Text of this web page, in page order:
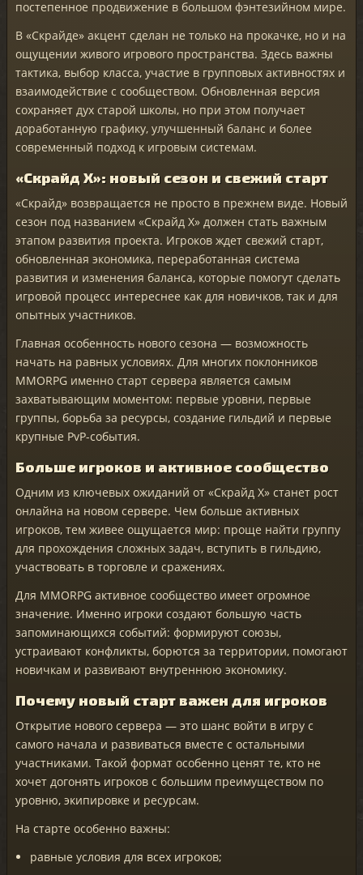
постепенное продвижение в большом фэнтезийном мире.
В «Скрайде» акцент сделан не только на прокачке, но и на
ощущении живого игрового пространства. Здесь важны
тактика, выбор класса, участие в групповых активностях и
взаимодействие с сообществом. Обновленная версия
сохраняет дух старой школы, но при этом получает
доработанную графику, улучшенный баланс и более
современный подход к игровым системам.
«Скрайд X»: новый сезон и свежий старт
«Скрайд» возвращается не просто в прежнем виде. Новый
сезон под названием «Скрайд X» должен стать важным
этапом развития проекта. Игроков ждет свежий старт,
обновленная экономика, переработанная система
развития и изменения баланса, которые помогут сделать
игровой процесс интереснее как для новичков, так и для
опытных участников.
Главная особенность нового сезона — возможность
начать на равных условиях. Для многих поклонников
MMORPG именно старт сервера является самым
захватывающим моментом: первые уровни, первые
группы, борьба за ресурсы, создание гильдий и первые
крупные PvP-события.
Больше игроков и активное сообщество
Одним из ключевых ожиданий от «Скрайд X» станет рост
онлайна на новом сервере. Чем больше активных
игроков, тем живее ощущается мир: проще найти группу
для прохождения сложных задач, вступить в гильдию,
участвовать в торговле и сражениях.
Для MMORPG активное сообщество имеет огромное
значение. Именно игроки создают большую часть
запоминающихся событий: формируют союзы,
устраивают конфликты, борются за территории, помогают
новичкам и развивают внутреннюю экономику.
Почему новый старт важен для игроков
Открытие нового сервера — это шанс войти в игру с
самого начала и развиваться вместе с остальными
участниками. Такой формат особенно ценят те, кто не
хочет догонять игроков с большим преимуществом по
уровню, экипировке и ресурсам.
На старте особенно важны:
равные условия для всех игроков;